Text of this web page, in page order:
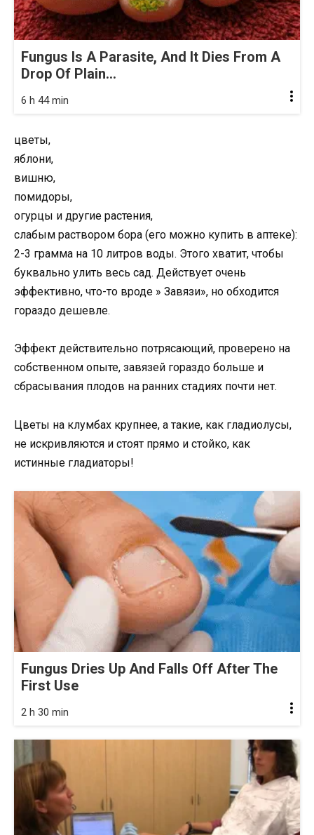
Fungus Is A Parasite, And It Dies From A
Drop Of Plain...
6 h 44 min
цветы,
яблони,
вишню,
помидоры,
огурцы и другие растения,
слабым раствором бора (его можно купить в аптеке):
2-3 грамма на 10 литров воды. Этого хватит, чтобы
буквально улить весь сад. Действует очень
эффективно, что-то вроде » Завязи», но обходится
гораздо дешевле.
Эффект действительно потрясающий, проверено на
собственном опыте, завязей гораздо больше и
сбрасывания плодов на ранних стадиях почти нет.
Цветы на клумбах крупнее, а такие, как гладиолусы,
не искривляются и стоят прямо и стойко, как
истинные гладиаторы!
Fungus Dries Up And Falls Off After The
First Use
2 h 30 min